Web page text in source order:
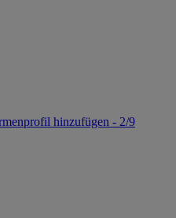
hinzufügen - 2/9